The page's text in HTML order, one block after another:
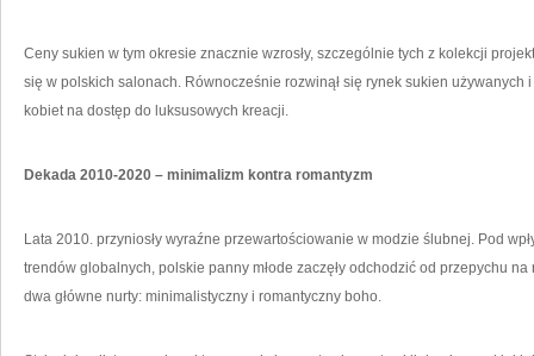
Ceny sukien w tym okresie znacznie wzrosły, szczególnie tych z kolekcji
się w polskich salonach. Równocześnie rozwinął się rynek sukien używanych
kobiet na dostęp do luksusowych kreacji.
Dekada 2010-2020 – minimalizm kontra romantyzm
Lata 2010. przyniosły wyraźne przewartościowanie w modzie ślubnej. Pod
trendów globalnych, polskie panny młode zaczęły odchodzić od przepychu
dwa główne nurty: minimalistyczny i romantyczny boho.